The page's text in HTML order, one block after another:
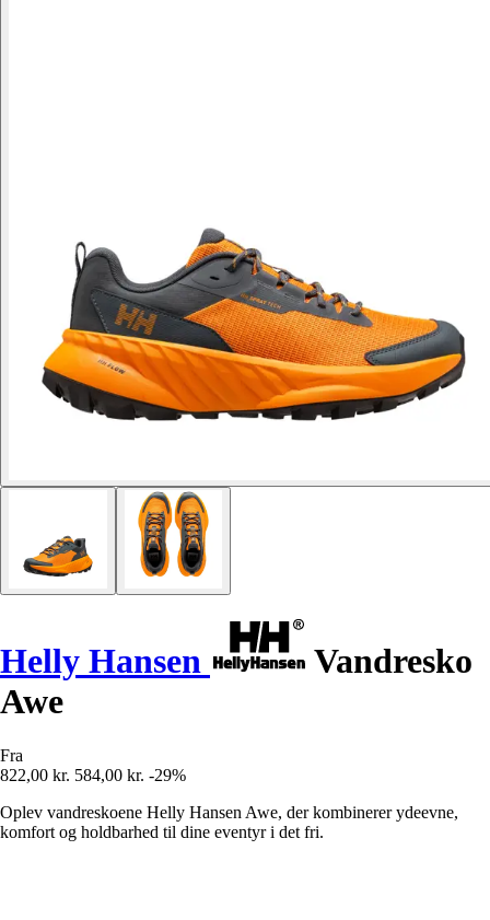
Helly Hansen
Vandresko
Awe
Fra
822,00 kr. 584,00 kr. -29%
Oplev vandreskoene Helly Hansen Awe, der kombinerer ydeevne,
komfort og holdbarhed til dine eventyr i det fri.